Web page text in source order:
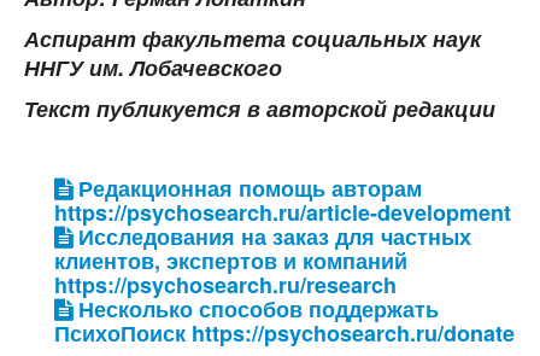
Аспирант факультета социальных наук
ННГУ им. Лобачевского
Текст публикуется в авторской редакции
Редакционная помощь авторам
https://psychosearch.ru/article-development
Исследования на заказ для частных
клиентов, экспертов и компаний
https://psychosearch.ru/research
Несколько способов поддержать
ПсихоПоиск https://psychosearch.ru/donate